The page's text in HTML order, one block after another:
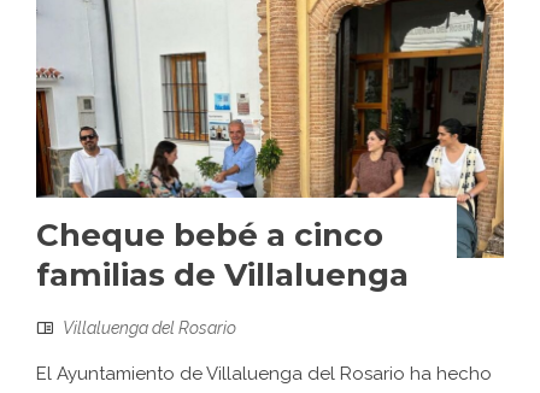
Cheque bebé a cinco
familias de Villaluenga
Villaluenga del Rosario
El Ayuntamiento de Villaluenga del Rosario ha hecho